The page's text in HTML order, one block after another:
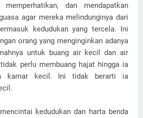
dan mendapatkan
agar mereka melindunginya dari
kedudukan yang tercela. Ini
orang yang menginginkan adanya
untuk buang air kecil dan air
perlu membuang hajat hingga ia
kamar kecil. Ini tidak berarti ia
kedudukan dan harta benda